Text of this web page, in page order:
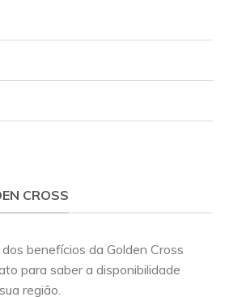
CROSS
benefícios da Golden Cross
para saber a disponibilidade
região.